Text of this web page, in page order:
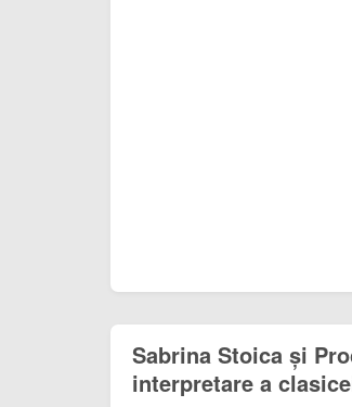
Sabrina Stoica și
interpretare a